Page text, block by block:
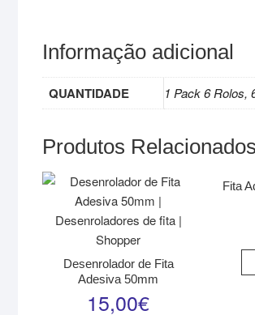
Informação adicional
QUANTIDADE 1 Pack 6 Rolos,
Produtos Relacionados
Desenrolador de Fita
Adesiva 50mm
15,00€
Fita